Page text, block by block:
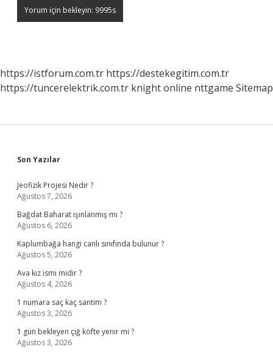
https://istforum.com.tr https://destekegitim.com.tr
https://tuncerelektrik.com.tr knight online nttgame Sitemap
Sidebar
Son Yazılar
Jeofizik Projesi Nedir ?
Ağustos 7, 2026
Bağdat Baharat ışınlanmış mı ?
Ağustos 6, 2026
Kaplumbağa hangi canlı sınıfında bulunur ?
Ağustos 5, 2026
Ava kız ismi midir ?
Ağustos 4, 2026
1 numara saç kaç santim ?
Ağustos 3, 2026
1 gün bekleyen çiğ köfte yenir mi ?
Ağustos 3, 2026